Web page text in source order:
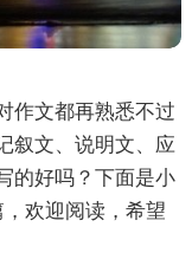
作文都再熟悉不过
叙文、说明文、应
的好吗？下面是小
欢迎阅读，希望